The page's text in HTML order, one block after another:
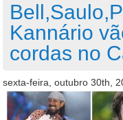
Kannário
cordas no
sexta-feira, outubro 30th,